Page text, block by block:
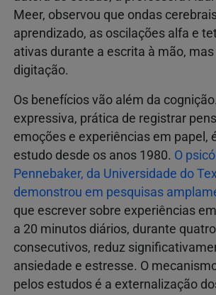
Meer, observou que ondas
aprendizado, as oscilações alfa e
ativas durante a escrita à mão,
digitação.
Os benefícios vão além da
expressiva, prática de registrar
emoções e experiências em papel,
estudo desde os anos 1980. O
Pennebaker, da Universidade do
demonstrou em pesquisas
que escrever sobre experiências
a 20 minutos diários, durante
consecutivos, reduz
ansiedade e estresse. O
pelos estudos é a externalização